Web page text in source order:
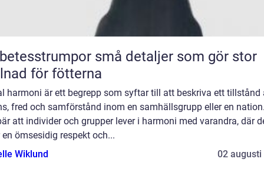
små detaljer som gör stor
för fötterna
harmoni är ett begrepp som syftar till att beskriva ett tillstånd
fred och samförstånd inom en samhällsgrupp eller en
att individer och grupper lever i harmoni med varandra, där
en ömsesidig respekt och...
Wiklund
02 augusti